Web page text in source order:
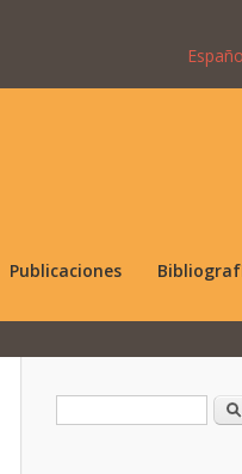
Publicaciones
Formulario de